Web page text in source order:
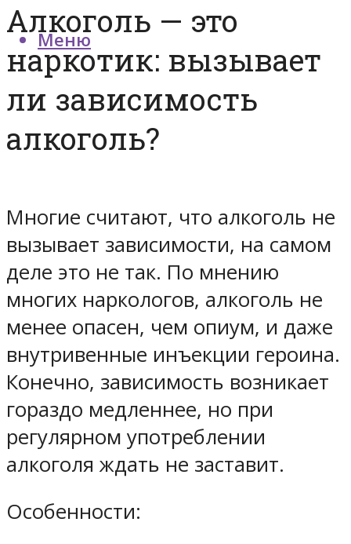
Меню
Алкоголь — это
наркотик: вызывает
ли зависимость
алкоголь?
Многие считают, что алкоголь не
вызывает зависимости, на самом
деле это не так. По мнению
многих наркологов, алкоголь не
менее опасен, чем опиум, и даже
внутривенные инъекции героина.
Конечно, зависимость возникает
гораздо медленнее, но при
регулярном употреблении
алкоголя ждать не заставит.
Особенности: